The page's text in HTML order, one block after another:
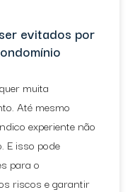
evitados por
muita
Até mesmo
experiente não
E isso pode
para o
riscos e garantir